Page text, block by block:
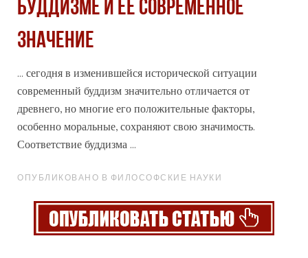
БУДДИЗМЕ И ЕЁ СОВРЕМЕННОЕ
ЗНАЧЕНИЕ
... сегодня в изменившейся исторической ситуации
современный буддизм значительно отличается от
древнего, но многие его положительные факторы,
особенно моральные, сохраняют свою значимость.
Соответствие буддизма ...
ОПУБЛИКОВАНО В ФИЛОСОФСКИЕ НАУКИ